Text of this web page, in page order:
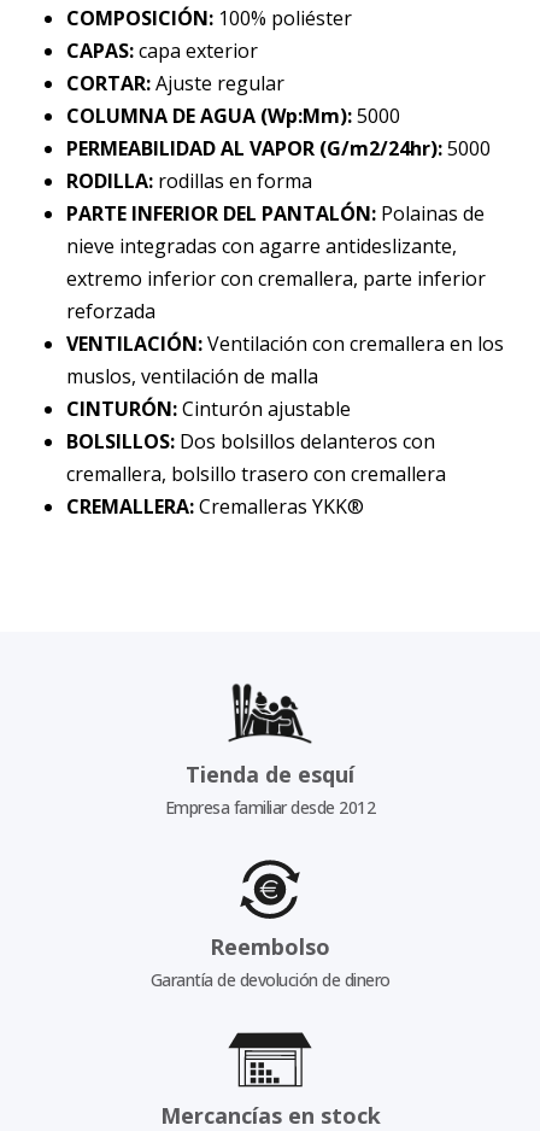
COMPOSICIÓN: 100% poliéster
CAPAS:capa exterior
CORTAR:Ajuste regular
COLUMNA DE AGUA (Wp:Mm):5000
PERMEABILIDAD AL VAPOR (G/m2/24hr):5000
RODILLA: rodillas en forma
PARTE INFERIOR DEL PANTALÓN: Polainas de
nieve integradas con agarre antideslizante,
extremo inferior con cremallera, parte inferior
reforzada
VENTILACIÓN:Ventilación con cremallera en los
muslos, ventilación de malla
CINTURÓN:Cinturón ajustable
BOLSILLOS: Dos bolsillos delanteros con
cremallera, bolsillo trasero con cremallera
CREMALLERA:Cremalleras YKK®
Tienda de esquí
Empresa familiar desde 2012
Reembolso
Garantía de devolución de dinero
Mercancías en stock